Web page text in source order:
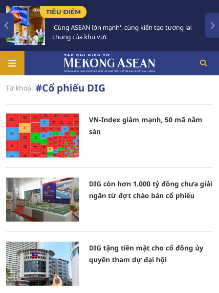
TIÊU ĐIỂM
'Cùng ASEAN lớn mạnh', cùng kiến tạo tương lai
chung của khu vực
Từ khoá: #Cổ phiếu DIG
VN-Index giảm mạnh, 50 mã nằm
sàn
DIG còn hơn 1.000 tỷ đồng chưa giải
ngân từ đợt chào bán cổ phiếu
DIG tặng tiền mặt cho cổ đông ủy
quyền tham dự đại hội